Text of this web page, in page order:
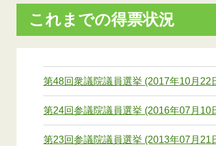
これまでの得票状況
第48回衆議院議員選挙 (2017年10月22
第24回参議院議員選挙 (2016年07月10
第23回参議院議員選挙 (2013年07月21